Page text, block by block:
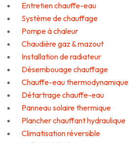
Entretien chauffe-eau
Système de chauffage
Pompe à chaleur
Chaudière gaz & mazout
Installation de radiateur
Désembouage chauffage
Chauffe-eau thermodynamique
Détartrage chauffe-eau
Panneau solaire thermique
Plancher chauffant hydraulique
Climatisation réversible